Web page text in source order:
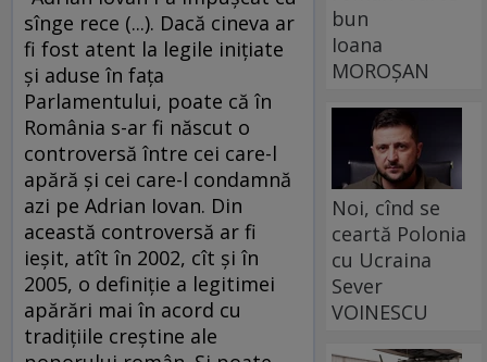
sînge rece (...). Dacă cineva ar
fi fost atent la legile iniţiate
şi aduse în faţa
Parlamentului, poate că în
România s-ar fi născut o
controversă între cei care-l
apără şi cei care-l condamnă
azi pe Adrian Iovan. Din
această controversă ar fi
ieşit, atît în 2002, cît şi în
2005, o definiţie a legitimei
apărări mai în acord cu
tradiţiile creştine ale
bun
Ioana
MOROȘAN
Noi, cînd se
ceartă Polonia
cu Ucraina
Sever
VOINESCU